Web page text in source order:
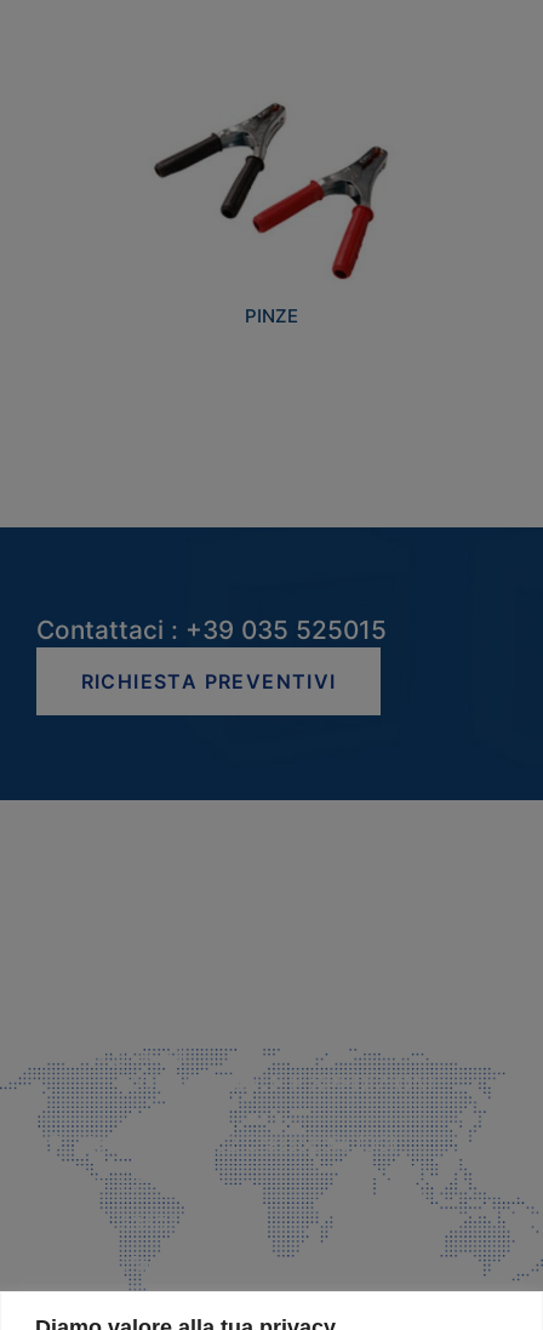
PINZE
Contattaci : +39 035 525015
RICHIESTA PREVENTIVI
info@faeg.it
COMMERCIALE E SPEDIZIONI
Via Padre Elzi, 32 Grassobbio (BG)
035 525015
035 335037
info@faeg.it
SITE MAP